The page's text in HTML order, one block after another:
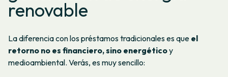
renovable
La diferencia con los préstamos tradicionales es que el
retorno no es financiero, sino energéticoy
medioambiental. Verás, es muy sencillo: